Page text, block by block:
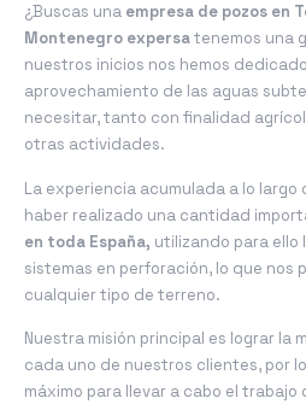
¿Buscas una empresa de pozos en
Montenegro expersatenemos una
nuestros inicios nos hemos
aprovechamiento de las aguas
necesitar, tanto con finalidad
otras actividades.
La experiencia acumulada a lo largo
haber realizado una cantidad
en toda España, utilizando para ello
sistemas en perforación, lo que nos
cualquier tipo de terreno.
Nuestra misión principal es lograr la
cada uno de nuestros clientes, por
máximo para llevar a cabo el